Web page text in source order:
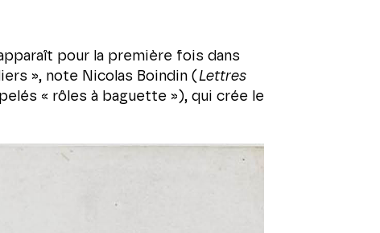
pour la première fois dans
», note Nicolas Boindin ( Lettres
« rôles à baguette »), qui crée le